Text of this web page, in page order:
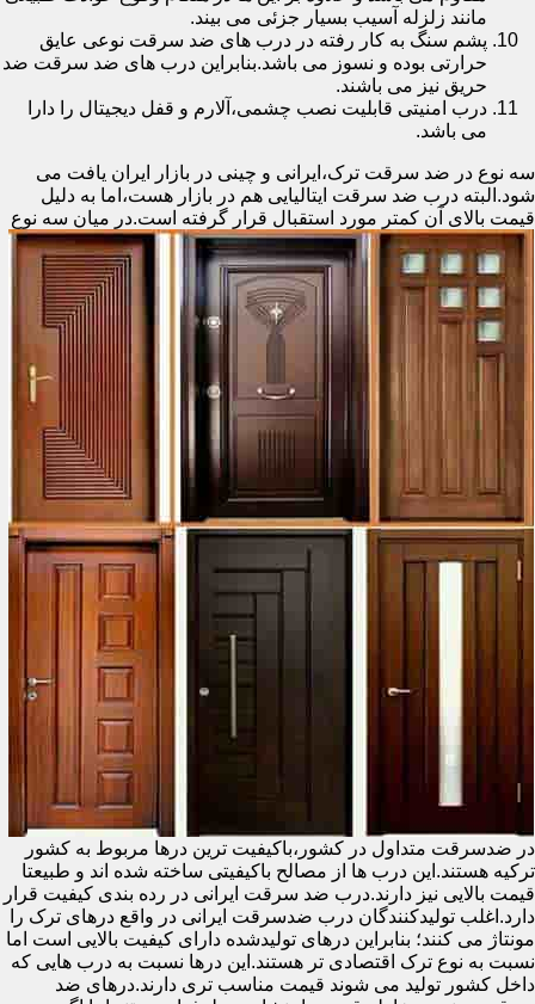
مانند زلزله آسیب بسیار جزئی می بیند.
پشم سنگ به کار رفته در درب های ضد سرقت نوعی عایق
حرارتی بوده و نسوز می باشد.بنابراین درب های ضد سرقت ضد
حریق نیز می باشند.
درب امنیتی قابلیت نصب چشمی،آلارم و قفل دیجیتال را دارا
می باشد.
سه نوع در ضد سرقت ترک،ایرانی و چینی در بازار ایران یافت می
شود.البته درب ضد سرقت ایتالیایی هم در بازار هست،اما به دلیل
قیمت بالای آن کمتر مورد استقبال قرار گرفته است.در میان سه نوع
در ضدسرقت متداول در کشور،باکیفیت ترین درها مربوط به کشور
ترکیه هستند.این درب ها از مصالح باکیفیتی ساخته شده اند و طبیعتا
قیمت بالایی نیز دارند.درب ضد سرقت ایرانی در رده بندی کیفیت قرار
دارد.اغلب تولیدکنندگان درب ضدسرقت ایرانی در واقع درهای ترک را
مونتاژ می کنند؛ بنابراین درهای تولیدشده دارای کیفیت بالایی است اما
نسبت به نوع ترک اقتصادی تر هستند.این درها نسبت به درب هایی که
داخل کشور تولید می شوند قیمت مناسب تری دارند.درهای ضد